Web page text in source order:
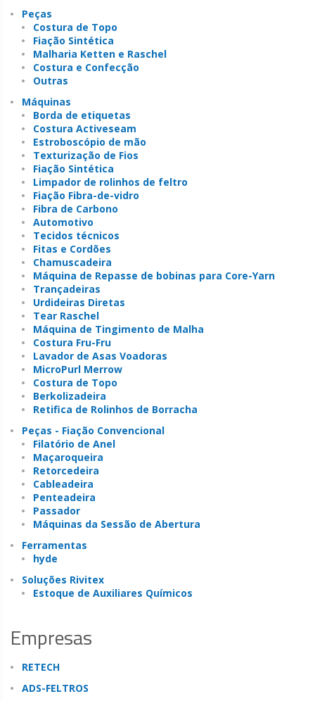
Peças
Costura de Topo
Fiação Sintética
Malharia Ketten e Raschel
Costura e Confecção
Outras
Máquinas
Borda de etiquetas
Costura Activeseam
Estroboscópio de mão
Texturização de Fios
Fiação Sintética
Limpador de rolinhos de feltro
Fiação Fibra-de-vidro
Fibra de Carbono
Automotivo
Tecidos técnicos
Fitas e Cordões
Chamuscadeira
Máquina de Repasse de bobinas para Core-Yarn
Trançadeiras
Urdideiras Diretas
Tear Raschel
Máquina de Tingimento de Malha
Costura Fru-Fru
Lavador de Asas Voadoras
MicroPurl Merrow
Costura de Topo
Berkolizadeira
Retifica de Rolinhos de Borracha
Peças - Fiação Convencional
Filatório de Anel
Maçaroqueira
Retorcedeira
Cableadeira
Penteadeira
Passador
Máquinas da Sessão de Abertura
Ferramentas
hyde
Soluções Rivitex
Estoque de Auxiliares Químicos
Empresas
RETECH
ADS-FELTROS